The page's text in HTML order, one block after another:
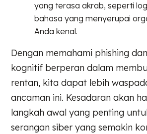
yang terasa akrab, seperti
bahasa yang menyerupai
Anda kenal.
Dengan memahami phishing
kognitif berperan dalam
rentan, kita dapat lebih
ancaman ini. Kesadaran akan
langkah awal yang penting
serangan siber yang semakin